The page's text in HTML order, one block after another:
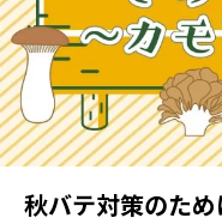
秋バテ対策のた